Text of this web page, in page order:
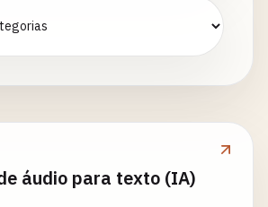
áudio para texto (IA)